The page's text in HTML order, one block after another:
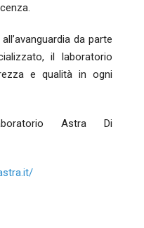
da parte
il laboratorio
e qualità in ogni
Astra Di